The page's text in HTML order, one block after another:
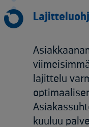
lajittelu
kuuluu